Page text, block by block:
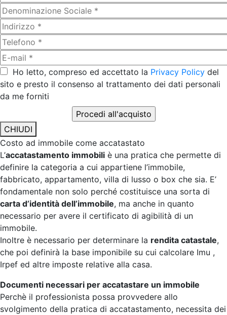
Ho letto, compreso ed accettato la Privacy Policy del
sito e presto il consenso al trattamento dei dati personali
da me forniti
CHIUDI
Costo ad immobile come accatastato
L’accatastamento immobili è una pratica che permette di
definire la categoria a cui appartiene l’immobile,
fabbricato, appartamento, villa di lusso o box che sia. E’
fondamentale non solo perché costituisce una sorta di
carta d’identità dell’immobile, ma anche in quanto
necessario per avere il certificato di agibilità di un
immobile.
Inoltre è necessario per determinare la rendita catastale,
che poi definirà la base imponibile su cui calcolare Imu ,
Irpef ed altre imposte relative alla casa.
Documenti necessari per accatastare un immobile
Perchè il professionista possa provvedere allo
svolgimento della pratica di accatastamento, necessita dei